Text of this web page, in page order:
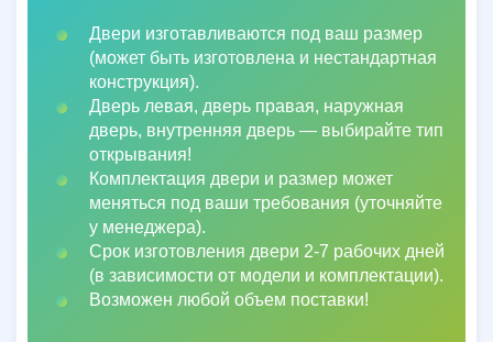
Двери изготавливаются под ваш размер
(может быть изготовлена и нестандартная
конструкция).
Дверь левая, дверь правая, наружная
дверь, внутренняя дверь — выбирайте тип
открывания!
Комплектация двери и размер может
меняться под ваши требования (уточняйте
у менеджера).
Срок изготовления двери 2-7 рабочих дней
(в зависимости от модели и комплектации).
Возможен любой объем поставки!